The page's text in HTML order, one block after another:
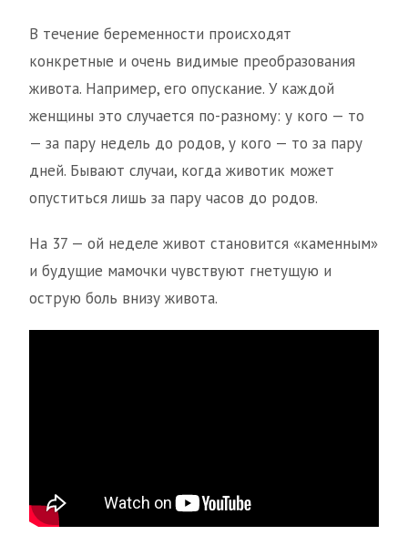
В течение беременности происходят
конкретные и очень видимые преобразования
живота. Например, его опускание. У каждой
женщины это случается по-разному: у кого — то
— за пару недель до родов, у кого — то за пару
дней. Бывают случаи, когда животик может
опуститься лишь за пару часов до родов.
На 37 — ой неделе живот становится «каменным»
и будущие мамочки чувствуют гнетущую и
острую боль внизу живота.